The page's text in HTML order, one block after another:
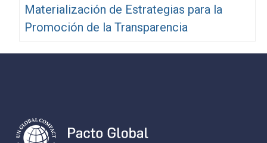
Materialización de Estrategias para la
Promoción de la Transparencia